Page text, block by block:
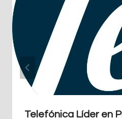
Telefónica Líder en